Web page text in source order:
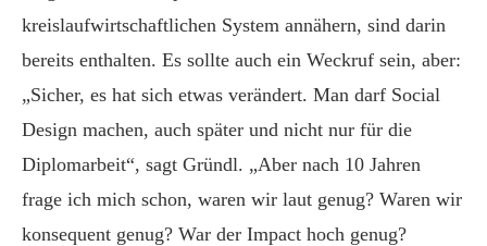
kreislaufwirtschaftlichen System annähern, sind darin
bereits enthalten. Es sollte auch ein Weckruf sein, aber:
„Sicher, es hat sich etwas verändert. Man darf Social
Design machen, auch später und nicht nur für die
Diplomarbeit“, sagt Gründl. „Aber nach 10 Jahren
frage ich mich schon, waren wir laut genug? Waren wir
konsequent genug? War der Impact hoch genug?